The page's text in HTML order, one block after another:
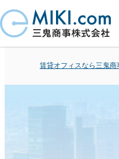
賃貸オフィスなら三鬼商